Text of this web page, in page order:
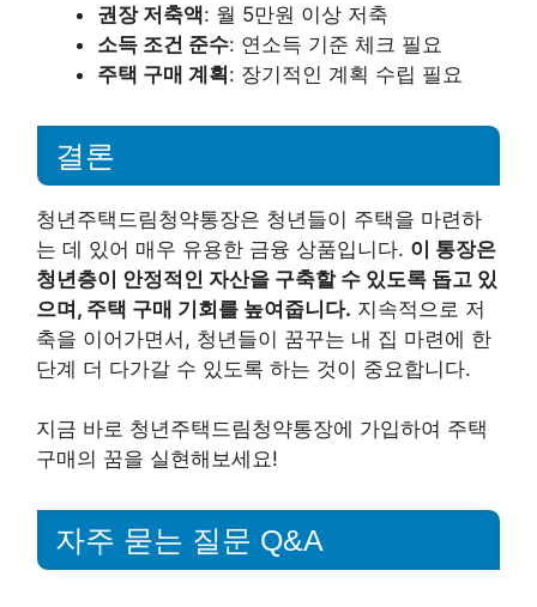
권장 저축액: 월 5만원 이상 저축
소득 조건 준수: 연소득 기준 체크 필요
주택 구매 계획: 장기적인 계획 수립 필요
결론
청년주택드림청약통장은 청년들이 주택을 마련하
는 데 있어 매우 유용한 금융 상품입니다. 이 통장은
청년층이 안정적인 자산을 구축할 수 있도록 돕고 있
으며, 주택 구매 기회를 높여줍니다. 지속적으로 저
축을 이어가면서, 청년들이 꿈꾸는 내 집 마련에 한
단계 더 다가갈 수 있도록 하는 것이 중요합니다.
지금 바로 청년주택드림청약통장에 가입하여 주택
구매의 꿈을 실현해보세요!
자주 묻는 질문 Q&A